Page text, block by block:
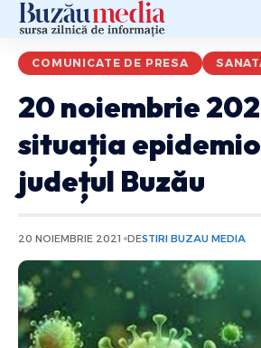
COMUNICATE DE PRESA
20 noiembrie
situația
județul Buzău
20 NOIEMBRIE 2021 DESTIRI BUZAU MEDIA